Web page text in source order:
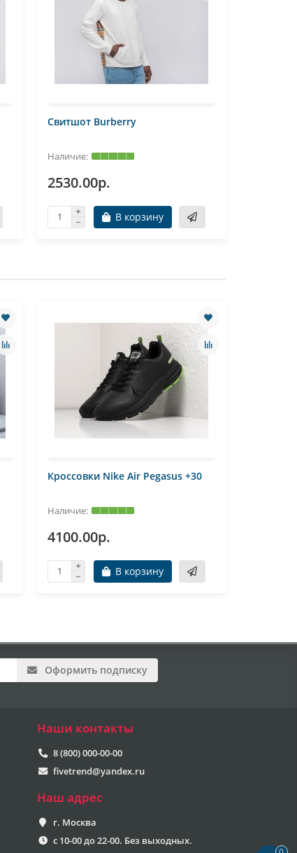
Свитшот Burberry
2530.00р.
В корзину
Кроссовки Nike Air Pegasus +30
4100.00р.
В корзину
Оформить подписку
Наши контакты
8 (800) 000-00-00
fivetrend@yandex.ru
Наш адрес
г. Москва
с 10-00 до 22-00. Без выходных.